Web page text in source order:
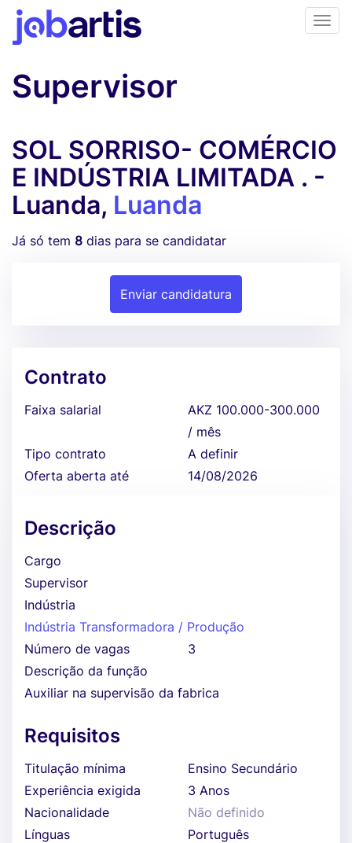
Supervisor
SOL SORRISO- COMÉRCIO
E INDÚSTRIA LIMITADA . -
Luanda, Luanda
Já só tem 8 dias para se candidatar
Enviar candidatura
Contrato
Faixa salarial
AKZ 100.000-300.000
/ mês
Tipo contrato
A definir
Oferta aberta até
14/08/2026
Descrição
Cargo
Supervisor
Indústria
Indústria Transformadora / Produção
Número de vagas
3
Descrição da função
Auxiliar na supervisão da fabrica
Requisitos
Titulação mínima
Ensino Secundário
Experiência exigida
3 Anos
Nacionalidade
Não definido
Línguas
Português